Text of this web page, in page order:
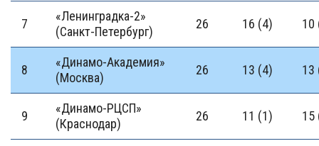
7
«Ленинградка-2»
(Санкт-Петербург)
26 16 (4) 10
8
«Динамо-Академия»
(Москва)
26 13 (4) 13
9
«Динамо-РЦСП»
(Краснодар)
26 11 (1) 15